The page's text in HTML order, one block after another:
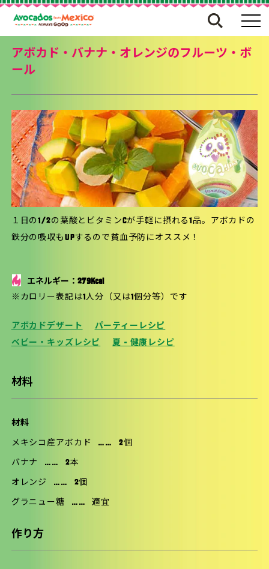
アボカド・バナナ・オレンジのフルーツ・ボ
ール
１日の1/2の葉酸とビタミンCが手軽に摂れる1品。アボカドの
鉄分の吸収もUPするので貧血予防にオススメ！
エネルギー：279Kcal
※カロリー表記は1人分（又は1個分等）です
アボカドデザート
パーティーレシピ
ベビー・キッズレシピ
夏 - 健康レシピ
材料
材料
メキシコ産アボカド …… 2個
バナナ …… 2本
オレンジ …… 2個
グラニュー糖 …… 適宜
作り方